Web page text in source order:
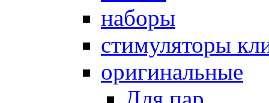
наборы
стимуляторы
оригинальные